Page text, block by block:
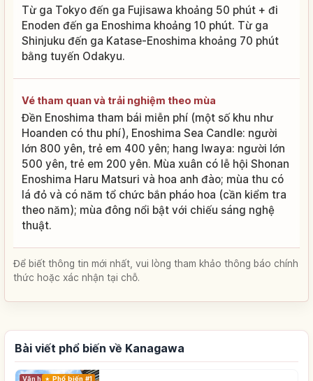
Từ ga Tokyo đến ga Fujisawa khoảng 50 phút + đi
Enoden đến ga Enoshima khoảng 10 phút. Từ ga
Shinjuku đến ga Katase-Enoshima khoảng 70 phút
bằng tuyến Odakyu.
Vé tham quan và trải nghiệm theo mùa
Đền Enoshima tham bái miễn phí (một số khu như
Hoanden có thu phí), Enoshima Sea Candle: người
lớn 800 yên, trẻ em 400 yên; hang Iwaya: người lớn
500 yên, trẻ em 200 yên. Mùa xuân có lễ hội Shonan
Enoshima Haru Matsuri và hoa anh đào; mùa thu có
lá đỏ và có năm tổ chức bắn pháo hoa (cần kiểm tra
theo năm); mùa đông nổi bật với chiếu sáng nghệ
thuật.
Để biết thông tin mới nhất, vui lòng tham khảo thông báo chính
thức hoặc xác nhận tại chỗ.
Bài viết phổ biến về Kanagawa
Văn hóa truyền thống
Phổ biến #1